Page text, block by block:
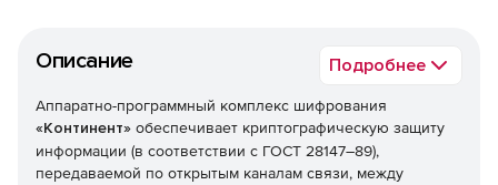
Описание Подробнее
Аппаратно-программный комплекс шифрования
«Континент» обеспечивает криптографическую защиту
информации (в соответствии с ГОСТ 28147–89),
передаваемой по открытым каналам связи, между